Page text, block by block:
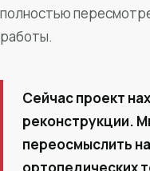
полностью
работы.
Сейчас проект
реконструкции.
переосмыслить